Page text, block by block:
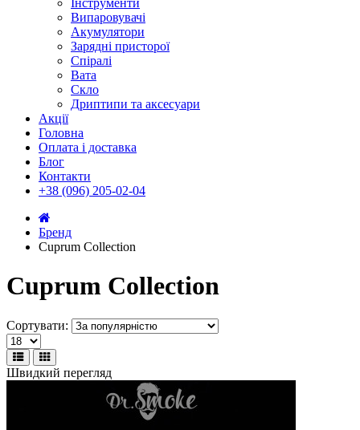
Інструменти
Випаровувачі
Акумулятори
Зарядні присторої
Спіралі
Вата
Скло
Дриптипи та аксесуари
Акції
Головна
Оплата і доставка
Блог
Контакти
+38 (096) 205-02-04
Бренд
Cuprum Collection
Cuprum Collection
Сортувати:
Швидкий перегляд